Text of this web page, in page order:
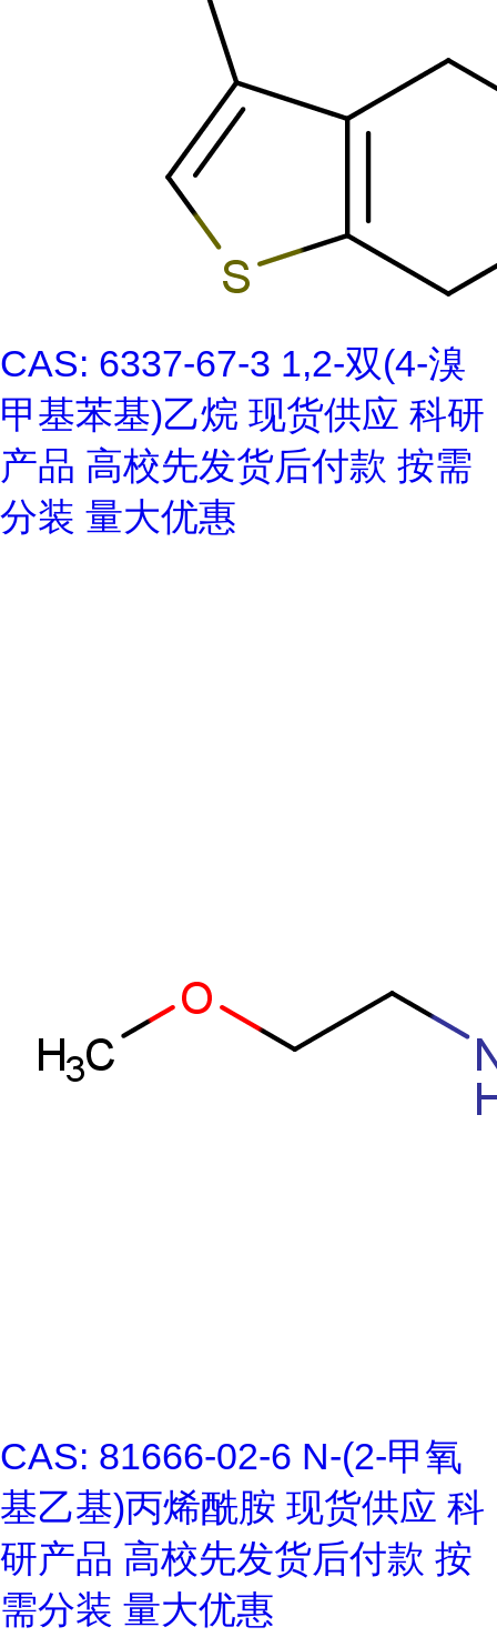
CAS: 6337-67-3 1,2-双(4-溴
甲基苯基)乙烷 现货供应 科研
产品 高校先发货后付款 按需
分装 量大优惠
CAS: 81666-02-6 N-(2-甲氧
基乙基)丙烯酰胺 现货供应 科
研产品 高校先发货后付款 按
需分装 量大优惠